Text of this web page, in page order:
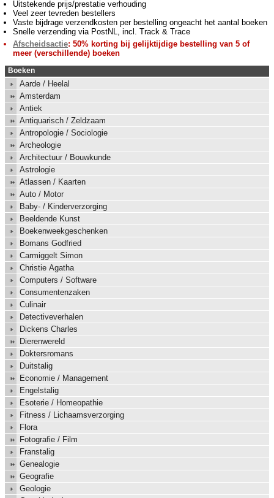
Uitstekende prijs/prestatie verhouding
Veel zeer tevreden bestellers
Vaste bijdrage verzendkosten per bestelling ongeacht het aantal boeken
Snelle verzending via PostNL, incl. Track & Trace
Afscheidsactie: 50% korting bij gelijktijdige bestelling van 5 of
meer (verschillende) boeken
Boeken
Aarde / Heelal
Amsterdam
Antiek
Antiquarisch / Zeldzaam
Antropologie / Sociologie
Archeologie
Architectuur / Bouwkunde
Astrologie
Atlassen / Kaarten
Auto / Motor
Baby- / Kinderverzorging
Beeldende Kunst
Boekenweekgeschenken
Bomans Godfried
Carmiggelt Simon
Christie Agatha
Computers / Software
Consumentenzaken
Culinair
Detectiveverhalen
Dickens Charles
Dierenwereld
Doktersromans
Duitstalig
Economie / Management
Engelstalig
Esoterie / Homeopathie
Fitness / Lichaamsverzorging
Flora
Fotografie / Film
Franstalig
Genealogie
Geografie
Geologie